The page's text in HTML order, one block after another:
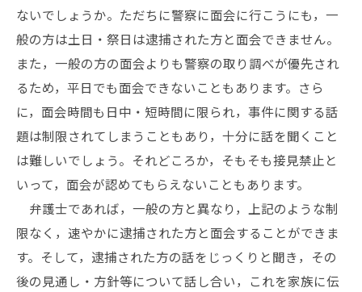
ないでしょうか。ただちに警察に面会に行こうにも，一
般の方は土日・祭日は逮捕された方と面会できません。
また，一般の方の面会よりも警察の取り調べが優先され
るため，平日でも面会できないこともあります。さら
に，面会時間も日中・短時間に限られ，事件に関する話
題は制限されてしまうこともあり，十分に話を聞くこと
は難しいでしょう。それどころか，そもそも接見禁止と
いって，面会が認めてもらえないこともあります。
弁護士であれば，一般の方と異なり，上記のような制
限なく，速やかに逮捕された方と面会することができま
す。そして，逮捕された方の話をじっくりと聞き，その
後の見通し・方針等について話し合い，これを家族に伝